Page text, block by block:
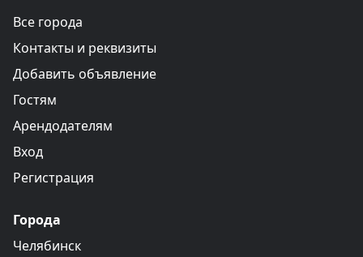
Все города
Контакты и реквизиты
Добавить объявление
Гостям
Арендодателям
Вход
Регистрация
Города
Челябинск